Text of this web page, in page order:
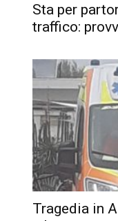
Sta per
traffico:
Tragedia in